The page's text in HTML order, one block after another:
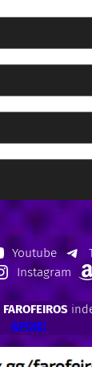
Youtube
Instagram
FAROFEIROS
APOIE!